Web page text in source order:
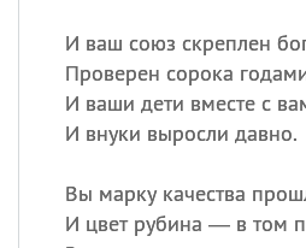
И ваш союз скреплен
Проверен сорока
И ваши дети вместе с
И внуки выросли давно.
Вы марку качества
И цвет рубина — в том